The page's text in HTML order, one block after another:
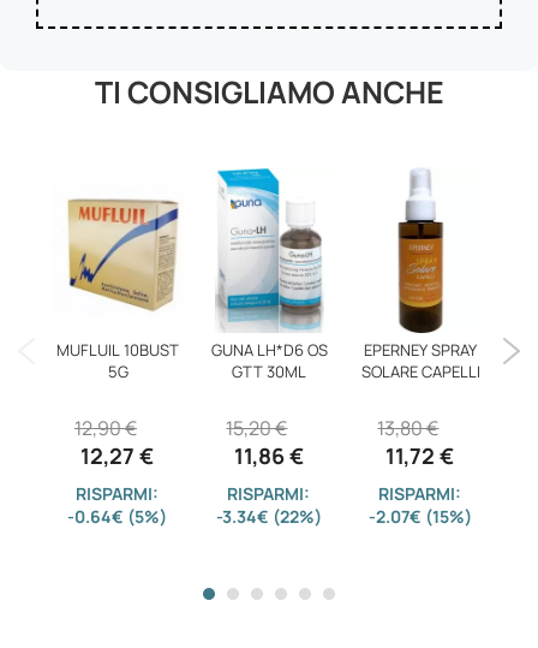
TI CONSIGLIAMO ANCHE
MUFLUIL 10BUST
5G
12,27 €
12,90 €
RISPARMI:
-0.64€ (5%)
GUNA LH*D6 OS
GTT 30ML
11,86 €
15,20 €
RISPARMI:
-3.34€ (22%)
EPERNEY SPRAY
SOLARE CAPELLI
11,72 €
13,80 €
RISPARMI:
-2.07€ (15%)